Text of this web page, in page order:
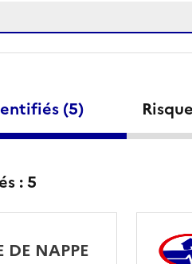
exacte
(5)
:5
DE NAPPE